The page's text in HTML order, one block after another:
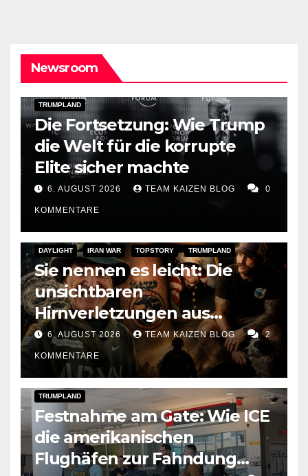
Newsroom
DARK AMERICA PUBLIC AFFAIRS TOPSTORY
TRUMPLAND
Die Fortsetzung: Wie Trump
die Welt für die korrupte
Elite sicher machte
6. AUGUST 2026 TEAM KAIZEN BLOG 0
KOMMENTARE
DAYLIGHT IRAN WAR TOPSTORY TRUMPLAND
Sie nennen es leicht: Die
unsichtbaren
Hirnverletzungen aus
Trumps Iran-Krieg
6. AUGUST 2026 TEAM KAIZEN BLOG 2
KOMMENTARE
DEPORTATIONS & ICE TOPSTORY
TRUMPLAND
Festnahme am Gate: Wie ICE
die amerikanischen
Flughäfen zur Fahndung